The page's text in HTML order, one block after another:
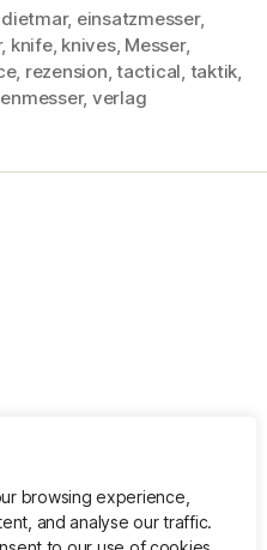
browsing experience,
and analyse our traffic.
dietmar, einsatzmesser,
, knife, knives, Messer,
, rezension,tactical, taktik,
, verlag
Blog
und ums
Nach oben